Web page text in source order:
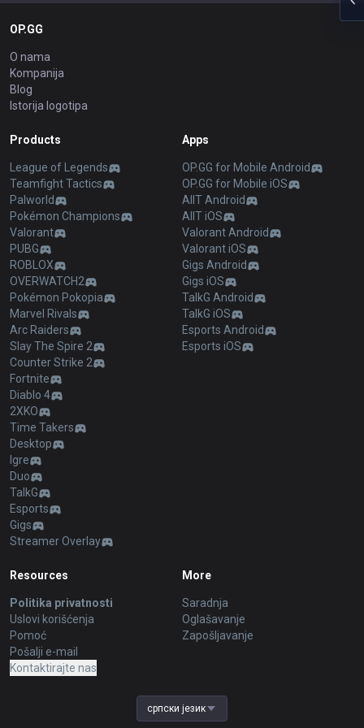
OP.GG
O nama
Kompanija
Blog
Istorija logotipa
Products
League of Legends
Teamfight Tactics
Palworld
Pokémon Champions
Valorant
PUBG
ROBLOX
OVERWATCH2
Pokémon Pokopia
Marvel Rivals
Arc Raiders
Slay The Spire 2
Counter Strike 2
Fortnite
Diablo 4
2XKO
Time Takers
Desktop
Igre
Duo
TalkG
Esports
Gigs
Streamer Overlay
Apps
OP.GG for Mobile Android
OP.GG for Mobile iOS
AllT Android
AllT iOS
Valorant Android
Valorant iOS
Gigs Android
Gigs iOS
TalkG Android
TalkG iOS
Esports Android
Esports iOS
Resources
Politika privatnosti
Uslovi korišćenja
Pomoć
Pošalji e-mail
Kontaktirajte nas
More
Saradnja
Oglašavanje
Zapošljavanje
српски језик